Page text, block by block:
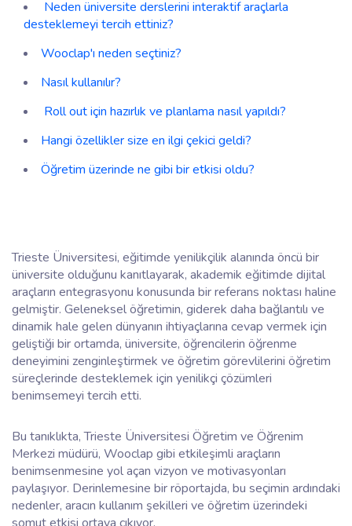
Neden üniversite derslerini interaktif araçlarla
desteklemeyi tercih ettiniz?
Wooclap'ı neden seçtiniz?
Nasıl kullanılır?
Roll out için hazırlık ve planlama nasıl yapıldı?
Hangi özellikler size en ilgi çekici geldi?
Öğretim üzerinde ne gibi bir etkisi oldu?
Trieste Üniversitesi, eğitimde yenilikçilik alanında öncü bir
üniversite olduğunu kanıtlayarak, akademik eğitimde dijital
araçların entegrasyonu konusunda bir referans noktası haline
gelmiştir. Geleneksel öğretimin, giderek daha bağlantılı ve
dinamik hale gelen dünyanın ihtiyaçlarına cevap vermek için
geliştiği bir ortamda, üniversite, öğrencilerin öğrenme
deneyimini zenginleştirmek ve öğretim görevlilerini öğretim
süreçlerinde desteklemek için yenilikçi çözümleri
benimsemeyi tercih etti.
Bu tanıklıkta, Trieste Üniversitesi Öğretim ve Öğrenim
Merkezi müdürü, Wooclap gibi etkileşimli araçların
benimsenmesine yol açan vizyon ve motivasyonları
paylaşıyor. Derinlemesine bir röportajda, bu seçimin ardındaki
nedenler, aracın kullanım şekilleri ve öğretim üzerindeki